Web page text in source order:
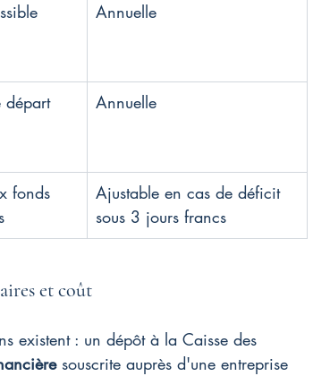
Annuelle
Annuelle
fonds
Ajustable en cas de déficit
sous 3 jours francs
et coût
existent : un dépôt à la Caisse des
souscrite auprès d'une entreprise